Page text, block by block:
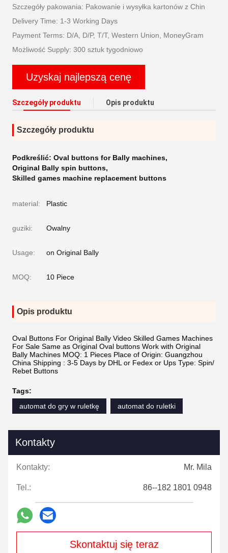
Szczegóły pakowania: Pakowanie i wysyłka kartonów z Chin
Delivery Time: 1-3 Working Days
Payment Terms: D/A, D/P, T/T, Western Union, MoneyGram
Możliwość Supply: 300 sztuk tygodniowo
Uzyskaj najlepszą cenę
Szczegóły produktu Opis produktu
Szczegóły produktu
Podkreślić: Oval buttons for Bally machines,
Original Bally spin buttons,
Skilled games machine replacement buttons
material: Plastic
guziki: Owalny
Usage: on Original Bally
MOQ: 10 Piece
Opis produktu
Oval Buttons For Original Bally Video Skilled Games Machines
For Sale Same as Original Oval buttons Work with Original
Bally Machines MOQ: 1 Pieces Place of Origin: Guangzhou
China Shipping : 3-5 Days by DHL or Fedex or Ups Type: Spin/
Rebet Buttons
Tags:
automat do gry w ruletkę
automat do ruletki
Kontakty
Kontakty: Mr. Mila
Tel.: 86--182 1801 0948
Skontaktuj się teraz